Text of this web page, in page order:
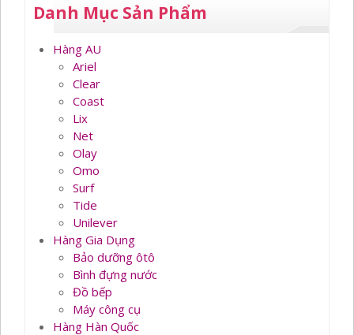
Danh Mục Sản Phẩm
Hàng AU
Ariel
Clear
Coast
Lix
Net
Olay
Omo
Surf
Tide
Unilever
Hàng Gia Dụng
Bảo dưỡng ôtô
Bình đựng nước
Đồ bếp
Máy công cụ
Hàng Hàn Quốc